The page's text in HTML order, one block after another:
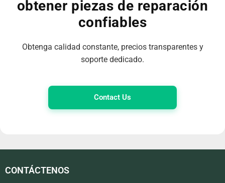
obtener piezas de reparación
confiables
Obtenga calidad constante, precios transparentes y
soporte dedicado.
Contact Us
CONTÁCTENOS